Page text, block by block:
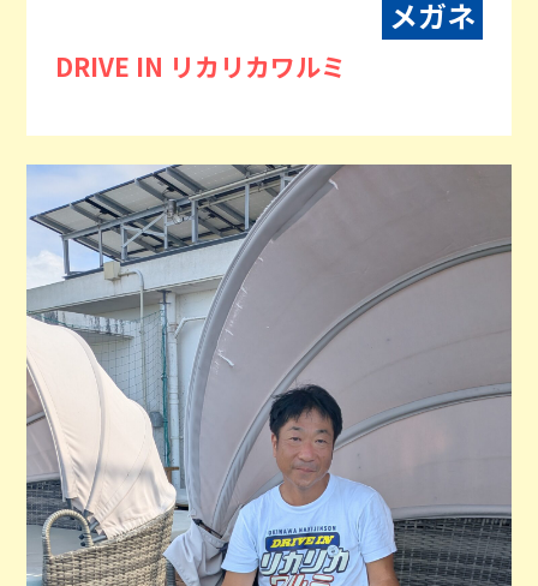
メガネ
DRIVE IN リカリカワルミ